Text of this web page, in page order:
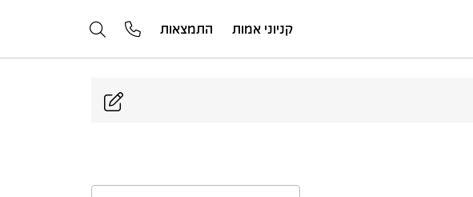
קניוני אמות התמצאות